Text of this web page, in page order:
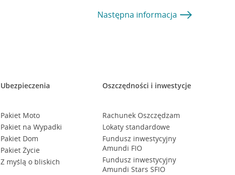
Następna informacja
Ubezpieczenia
Pakiet Moto
Pakiet na Wypadki
Pakiet Dom
Pakiet Życie
Z myślą o bliskich
Oszczędności i inwestycje
Rachunek Oszczędzam
Lokaty standardowe
Fundusz inwestycyjny
Amundi FIO
Fundusz inwestycyjny
Amundi Stars SFIO